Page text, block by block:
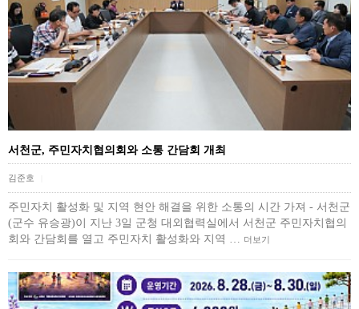
서천군, 주민자치협의회와 소통 간담회 개최
김준호
주민자치 활성화 및 지역 현안 해결을 위한 소통의 시간 가져 - 서천군
(군수 유승광)이 지난 3일 군청 대외협력실에서 서천군 주민자치협의
회와 간담회를 열고 주민자치 활성화와 지역 … 더보기